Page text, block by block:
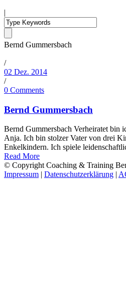
|
Bernd Gummersbach
/
02 Dez. 2014
/
0 Comments
Bernd Gummersbach
Bernd Gummersbach Verheiratet bin
Anja. Ich bin stolzer Vater von drei
Enkelkindern. Ich spiele
Read More
© Copyright Coaching & Training
Impressum | Datenschutzerklärung |